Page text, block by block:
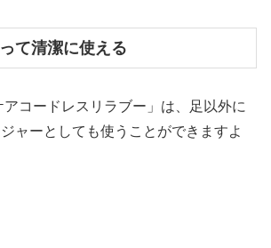
て清潔に使える
アコードレスリラブー」は、足以外に
ャーとしても使うことができますよ